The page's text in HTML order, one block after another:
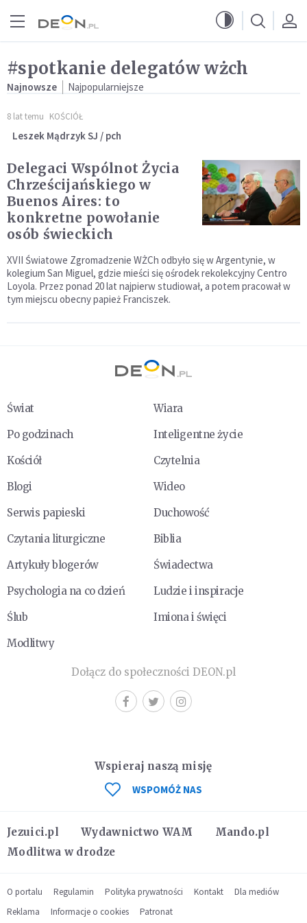
#spotkanie delegatów wżch
Najnowsze Najpopularniejsze
8 lat temu KOŚCIÓŁ
Leszek Mądrzyk SJ / pch
Delegaci Wspólnot Życia
Chrześcijańskiego w
Buenos Aires: to
konkretne powołanie
osób świeckich
XVII Światowe Zgromadzenie WŻCh odbyło się w Argentynie, w
kolegium San Miguel, gdzie mieści się ośrodek rekolekcyjny Centro
Loyola. Przez ponad 20 lat najpierw studiował, a potem pracował w
tym miejscu obecny papież Franciszek.
Świat
Wiara
Po godzinach
Inteligentne życie
Kościół
Czytelnia
Blogi
Wideo
Serwis papieski
Duchowość
Czytania liturgiczne
Biblia
Artykuły blogerów
Świadectwa
Psychologia na co dzień
Ludzie i inspiracje
Ślub
Imiona i święci
Modlitwy
Dołącz do społeczności DEON.pl
Jezuici.pl Wydawnictwo WAM
Mando.pl
Modlitwa w drodze
Wspieraj naszą misję
WSPOMÓŻ NAS
O portalu Regulamin Polityka prywatności Kontakt
Dla mediów
Reklama
Informacje o cookies Patronat